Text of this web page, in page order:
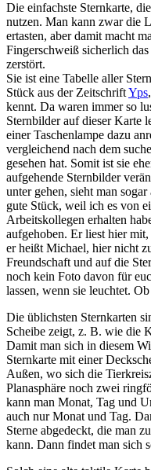
Die einfachste Sternkarte,
nutzen. Man kann zwar die
ertasten, aber damit macht
Fingerschweiß sicherlich
zerstört.
Sie ist eine Tabelle aller
Stück aus der ZeitschriftYps
kennt. Da waren immer so
Sternbilder auf dieser Karte
einer Taschenlampe dazu
vergleichend nach dem
gesehen hat. Somit ist sie
aufgehende Sternbilder
unter gehen, sieht man
gute Stück, weil ich es von
Arbeitskollegen erhalten
aufgehoben. Er liest hier
er heißt Michael, hier nicht
Freundschaft und auf die
noch kein Foto davon für
lassen, wenn sie leuchtet.
Die üblichsten Sternkarten
Scheibe zeigt, z. B. wie die
Damit man sich in diesem
Sternkarte mit einer
Außen, wo sich die
Planasphäre noch zwei
kann man Monat, Tag und
auch nur Monat und Tag.
Sterne abgedeckt, die man
kann. Dann findet man sich